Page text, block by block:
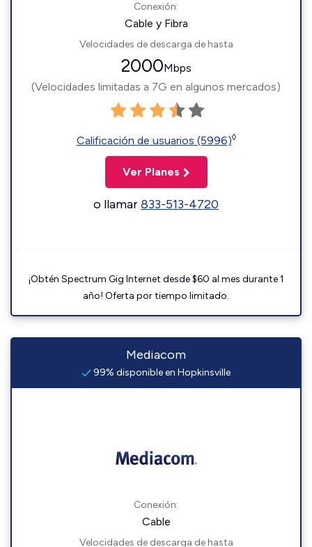
Conexión:
Cable y Fibra
Velocidades de descarga de hasta
2000Mbps
(Velocidades limitadas a 7G en algunos mercados)
Calificación de usuarios (5996)◊
Ver Planes
o llamar833-513-4720
¡Obtén Spectrum Gig Internet desde $60 al mes durante 1
año! Oferta por tiempo limitado.
Mediacom
99% disponible en Hopkinsville
Conexión:
Cable
Velocidades de descarga de hasta